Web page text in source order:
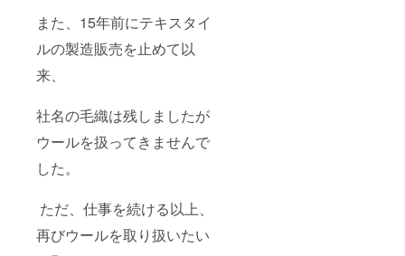
また、15年前にテキスタイ
ルの製造販売を止めて以
来、
社名の毛織は残しましたが
ウールを扱ってきませんで
した。
ただ、仕事を続ける以上、
再びウールを取り扱いたい